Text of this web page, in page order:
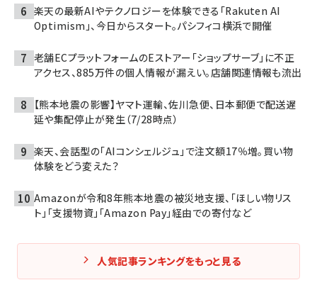
楽天の最新AIやテクノロジーを体験できる「Rakuten AI
Optimism」、今日からスタート。パシフィコ横浜で開催
老舗ECプラットフォームのEストアー「ショップサーブ」に不正
アクセス、885万件の個人情報が漏えい。店舗関連情報も流出
【熊本地震の影響】ヤマト運輸、佐川急便、日本郵便で配送遅
延や集配停止が発生（7/28時点）
楽天、会話型の「AIコンシェルジュ」で注文額17％増。買い物
体験をどう変えた？
Amazonが令和8年熊本地震の被災地支援、「ほしい物リス
ト」「支援物資」「Amazon Pay」経由での寄付など
人気記事ランキングをもっと見る